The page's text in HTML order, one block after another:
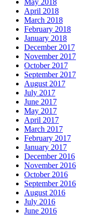
May 2018
April 2018
March 2018
February 2018
January 2018
December 2017
November 2017
October 2017
September 2017
August 2017
July 2017
June 2017
May 2017
April 2017
March 2017
February 2017
January 2017
December 2016
November 2016
October 2016
September 2016
August 2016
July 2016
June 2016